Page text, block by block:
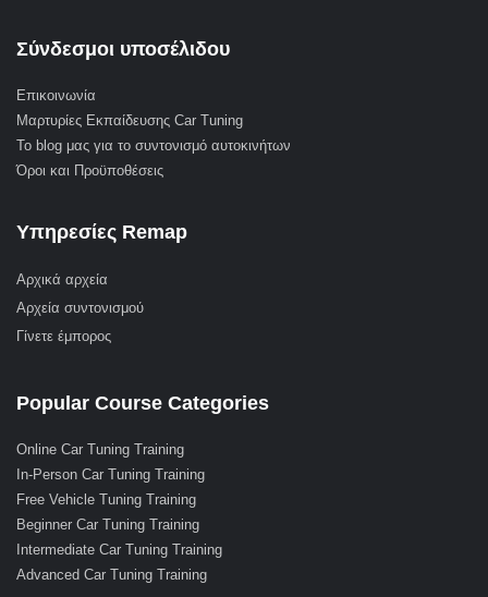
Σύνδεσμοι υποσέλιδου
Επικοινωνία
Μαρτυρίες Εκπαίδευσης Car Tuning
Το blog μας για το συντονισμό αυτοκινήτων
Όροι και Προϋποθέσεις
Υπηρεσίες Remap
Αρχικά αρχεία
Αρχεία συντονισμού
Γίνετε έμπορος
Popular Course Categories
Online Car Tuning Training
In-Person Car Tuning Training
Free Vehicle Tuning Training
Beginner Car Tuning Training
Intermediate Car Tuning Training
Advanced Car Tuning Training